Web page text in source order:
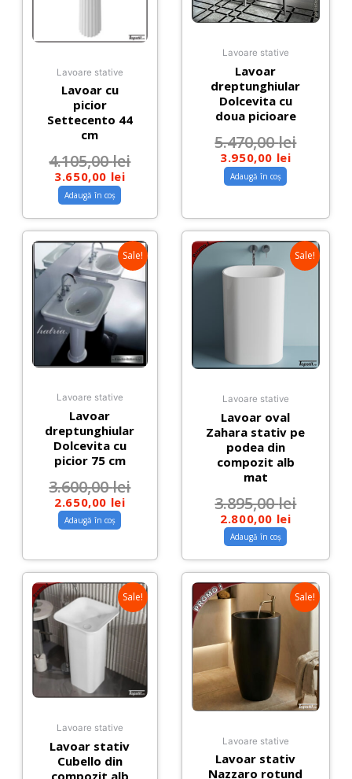
Lavoare stative
Lavoar cu
picior
Settecento 44
cm
4.105,00lei
3.650,00 lei
Adaugă în coș
Lavoare stative
Lavoar
dreptunghiular
Dolcevita cu
doua picioare
5.470,00lei
3.950,00 lei
Adaugă în coș
Sale!
Lavoare stative
Lavoar
dreptunghiular
Dolcevita cu
picior 75 cm
3.600,00lei
2.650,00 lei
Adaugă în coș
Sale!
Lavoare stative
Lavoar oval
Zahara stativ pe
podea din
compozit alb
mat
3.895,00lei
2.800,00 lei
Adaugă în coș
Sale!
Lavoare stative
Lavoar stativ
Cubello din
compozit alb
Sale!
Lavoare stative
Lavoar stativ
Nazzaro rotund